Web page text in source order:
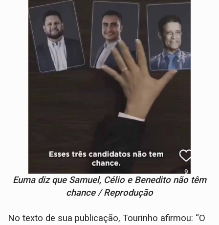
Euma diz que Samuel, Célio e Benedito não têm
chance / Reprodução
No texto de sua publicação, Tourinho afirmou: “O